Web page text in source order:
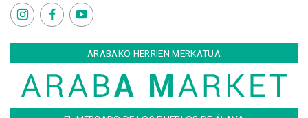
ARABAKO HERRIEN MERKATUA